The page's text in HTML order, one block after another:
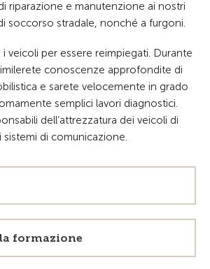
riparazione e manutenzione ai nostri
soccorso stradale, nonché a furgoni.
veicoli per essere reimpiegati. Durante
conoscenze approfondite di
e sarete velocemente in grado
semplici lavori diagnostici.
dell’attrezzatura dei veicoli di
di comunicazione.
formazione